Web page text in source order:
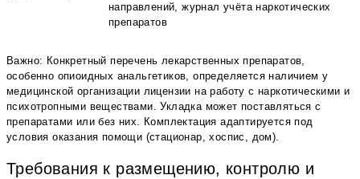
направлений, журнал учёта наркотических
препаратов
Важно: Конкретный перечень лекарственных препаратов,
особенно опиоидных анальгетиков, определяется наличием у
медицинской организации лицензии на работу с наркотическими и
психотропными веществами. Укладка может поставляться с
препаратами или без них. Комплектация адаптируется под
условия оказания помощи (стационар, хоспис, дом).
Требования к размещению, контролю и